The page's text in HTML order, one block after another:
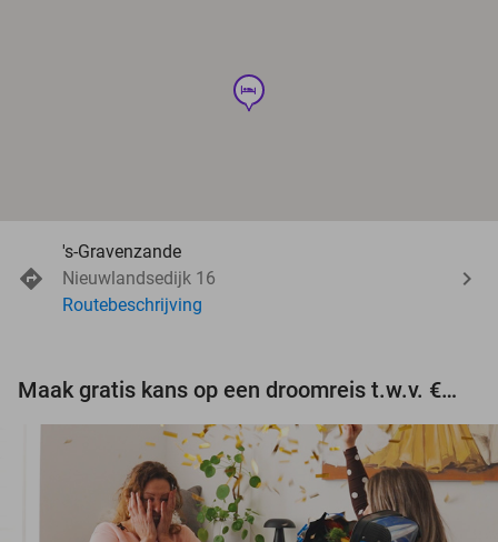
hotel
's-Gravenzande
Nieuwlandsedijk 16
Routebeschrijving
Maak gratis kans op een droomreis t.w.v. €3.000!